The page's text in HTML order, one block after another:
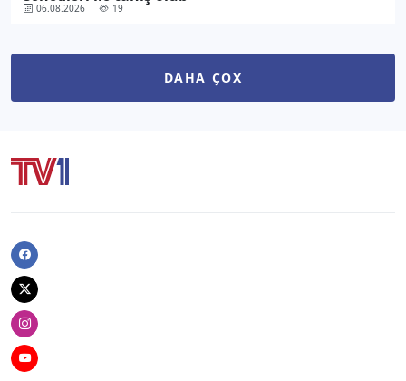
06.08.2026 19
DAHA ÇOX
Facebook
Twitter
Instagram
Youtube